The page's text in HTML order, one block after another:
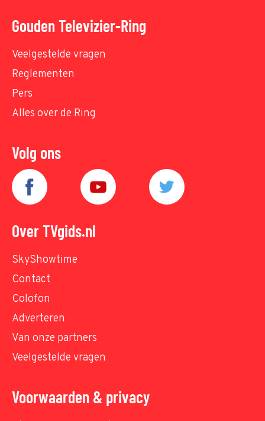
Gouden Televizier-Ring
Veelgestelde vragen
Reglementen
Pers
Alles over de Ring
Volg ons
Over TVgids.nl
SkyShowtime
Contact
Colofon
Adverteren
Van onze partners
Veelgestelde vragen
Voorwaarden & privacy